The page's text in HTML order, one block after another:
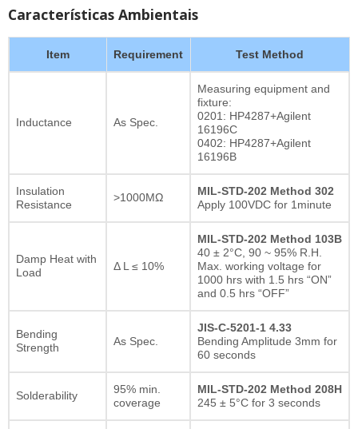
Características Ambientais
Item Requirement Test Method
Inductance As Spec.
Measuring equipment and
fixture:
0201: HP4287+Agilent
16196C
0402: HP4287+Agilent
16196B
Insulation
Resistance
>1000MΩ
MIL-STD-202 Method 302
Apply 100VDC for 1minute
Damp Heat with
Load
Δ L ≤ 10%
MIL-STD-202 Method 103B
40 ± 2°C, 90 ~ 95% R.H.
Max. working voltage for
1000 hrs with 1.5 hrs “ON”
and 0.5 hrs “OFF”
Bending
Strength
As Spec.
JIS-C-5201-1 4.33
Bending Amplitude 3mm for
60 seconds
Solderability
95% min.
coverage
MIL-STD-202 Method 208H
245 ± 5°C for 3 seconds